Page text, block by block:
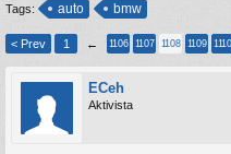
Tags: auto bmw
< Prev 1 ← 1106 1107 1108 1109 1110
ECeh
Aktivista